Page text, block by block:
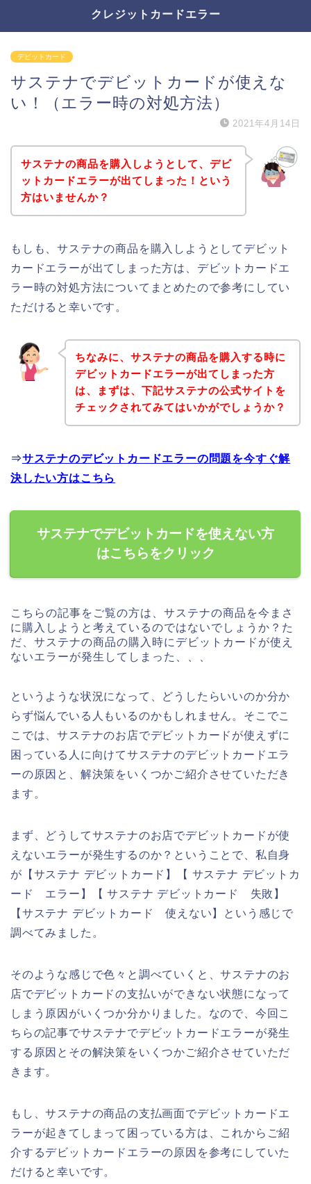
クレジットカードエラー
デビットカード
サステナでデビットカードが使えな
い！（エラー時の対処方法）
2021年4月14日
サステナの商品を購入しようとして、デビ
ットカードエラーが出てしまった！という
方はいませんか？
もしも、サステナの商品を購入しようとしてデビット
カードエラーが出てしまった方は、デビットカードエ
ラー時の対処方法についてまとめたので参考にしてい
ただけると幸いです。
ちなみに、サステナの商品を購入する時に
デビットカードエラーが出てしまった方
は、まずは、下記サステナの公式サイトを
チェックされてみてはいかがでしょうか？
⇒サステナのデビットカードエラーの問題を今すぐ解
決したい方はこちら
サステナでデビットカードを使えない方
はこちらをクリック
こちらの記事をご覧の方は、サステナの商品を今まさ
に購入しようと考えているのではないでしょうか？た
だ、サステナの商品の購入時にデビットカードが使え
ないエラーが発生してしまった、、、
というような状況になって、どうしたらいいのか分か
らず悩んでいる人もいるのかもしれません。そこでこ
こでは、サステナのお店でデビットカードが使えずに
困っている人に向けてサステナのデビットカードエラ
ーの原因と、解決策をいくつかご紹介させていただき
ます。
まず、どうしてサステナのお店でデビットカードが使
えないエラーが発生するのか？ということで、私自身
が【サステナ デビットカード】【 サステナ デビットカ
ード エラー】【 サステナ デビットカード 失敗】
【サステナ デビットカード 使えない】という感じで
調べてみました。
そのような感じで色々と調べていくと、サステナのお
店でデビットカードの支払いができない状態になって
しまう原因がいくつか分かりました。なので、今回こ
ちらの記事でサステナでデビットカードエラーが発生
する原因とその解決策をいくつかご紹介させていただ
きます。
もし、サステナの商品の支払画面でデビットカードエ
ラーが起きてしまって困っている方は、これからご紹
介するデビットカードエラーの原因を参考にしていた
だけると幸いです。